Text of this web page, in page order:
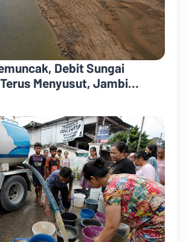
Debit Sungai
Menyusut, Jambi
Krisis Air Bersih dan